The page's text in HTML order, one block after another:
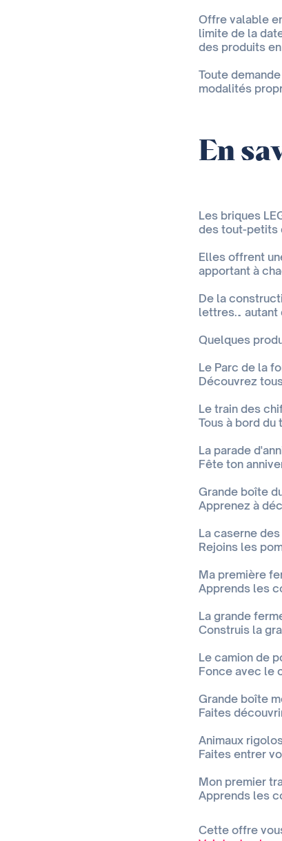
Offre valable
limite de la
des produits
Toute
modalités
En
Les briques
des tout-petits
Elles offrent
apportant à
De la
lettres… autant
Quelques
Le Parc de la
Découvrez
Le train des
Tous à bord du
La parade
Fête ton
Grande boîte
Apprenez à
La caserne
Rejoins les
Ma première
Apprends les
La grande
Construis la
Le camion de
Fonce avec le
Grande boîte
Faites
Animaux
Faites entrer
Mon premier
Apprends les
Cette offre